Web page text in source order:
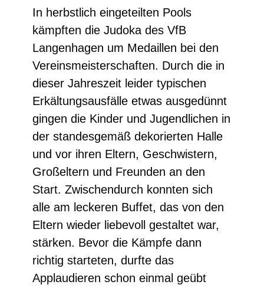
In herbstlich eingeteilten Pools
kämpften die Judoka des VfB
Langenhagen um Medaillen bei den
Vereinsmeisterschaften. Durch die in
dieser Jahreszeit leider typischen
Erkältungsausfälle etwas ausgedünnt
gingen die Kinder und Jugendlichen in
der standesgemäß dekorierten Halle
und vor ihren Eltern, Geschwistern,
Großeltern und Freunden an den
Start. Zwischendurch konnten sich
alle am leckeren Buffet, das von den
Eltern wieder liebevoll gestaltet war,
stärken. Bevor die Kämpfe dann
richtig starteten, durfte das
Applaudieren schon einmal geübt